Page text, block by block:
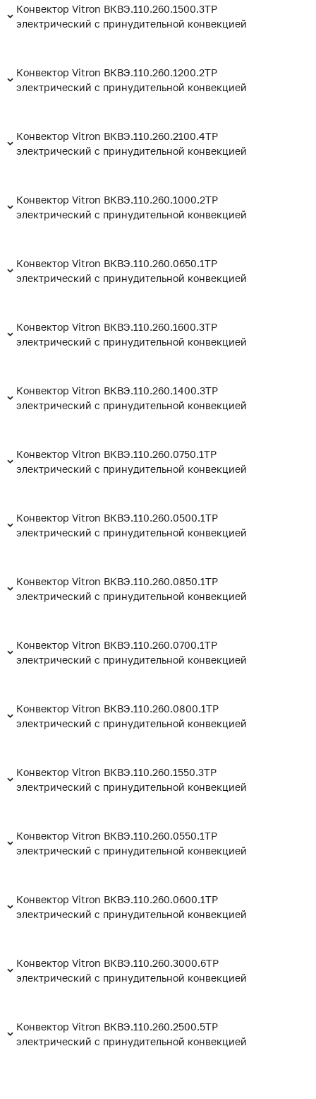
Конвектор Vitron ВКВЭ.110.260.1500.3ТР
электрический с принудительной конвекцией
Конвектор Vitron ВКВЭ.110.260.1200.2ТР
электрический с принудительной конвекцией
Конвектор Vitron ВКВЭ.110.260.2100.4ТР
электрический с принудительной конвекцией
Конвектор Vitron ВКВЭ.110.260.1000.2ТР
электрический с принудительной конвекцией
Конвектор Vitron ВКВЭ.110.260.0650.1ТР
электрический с принудительной конвекцией
Конвектор Vitron ВКВЭ.110.260.1600.3ТР
электрический с принудительной конвекцией
Конвектор Vitron ВКВЭ.110.260.1400.3ТР
электрический с принудительной конвекцией
Конвектор Vitron ВКВЭ.110.260.0750.1ТР
электрический с принудительной конвекцией
Конвектор Vitron ВКВЭ.110.260.0500.1ТР
электрический с принудительной конвекцией
Конвектор Vitron ВКВЭ.110.260.0850.1ТР
электрический с принудительной конвекцией
Конвектор Vitron ВКВЭ.110.260.0700.1ТР
электрический с принудительной конвекцией
Конвектор Vitron ВКВЭ.110.260.0800.1ТР
электрический с принудительной конвекцией
Конвектор Vitron ВКВЭ.110.260.1550.3ТР
электрический с принудительной конвекцией
Конвектор Vitron ВКВЭ.110.260.0550.1ТР
электрический с принудительной конвекцией
Конвектор Vitron ВКВЭ.110.260.0600.1ТР
электрический с принудительной конвекцией
Конвектор Vitron ВКВЭ.110.260.3000.6ТР
электрический с принудительной конвекцией
Конвектор Vitron ВКВЭ.110.260.2500.5ТР
электрический с принудительной конвекцией